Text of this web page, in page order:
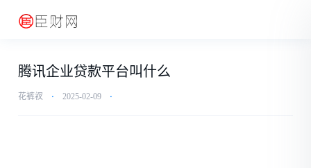
腾讯企业贷款平台叫什么
花裤衩 ⋅ 2025-02-09 ⋅